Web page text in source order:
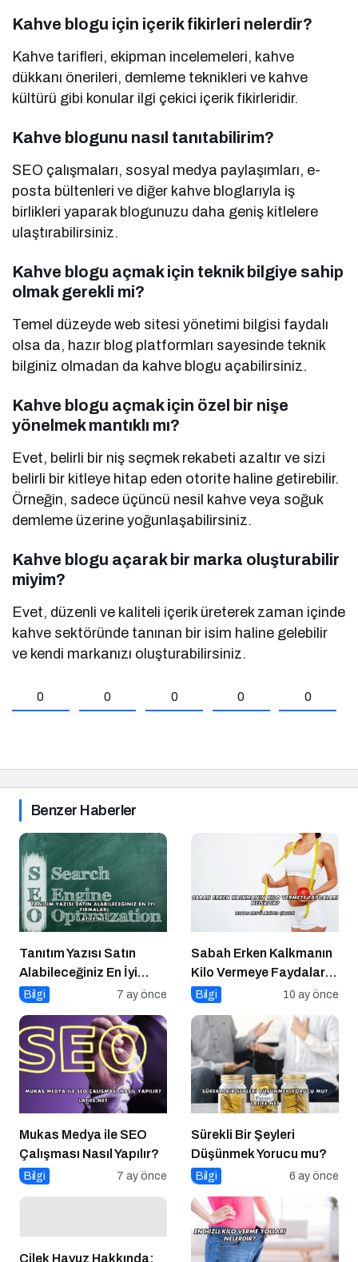
Kahve blogu için içerik fikirleri nelerdir?
Kahve tarifleri, ekipman incelemeleri, kahve
dükkanı önerileri, demleme teknikleri ve kahve
kültürü gibi konular ilgi çekici içerik fikirleridir.
Kahve blogunu nasıl tanıtabilirim?
SEO çalışmaları, sosyal medya paylaşımları, e-
posta bültenleri ve diğer kahve bloglarıyla iş
birlikleri yaparak blogunuzu daha geniş kitlelere
ulaştırabilirsiniz.
Kahve blogu açmak için teknik bilgiye sahip
olmak gerekli mi?
Temel düzeyde web sitesi yönetimi bilgisi faydalı
olsa da, hazır blog platformları sayesinde teknik
bilginiz olmadan da kahve blogu açabilirsiniz.
Kahve blogu açmak için özel bir nişe
yönelmek mantıklı mı?
Evet, belirli bir niş seçmek rekabeti azaltır ve sizi
belirli bir kitleye hitap eden otorite haline getirebilir.
Örneğin, sadece üçüncü nesil kahve veya soğuk
demleme üzerine yoğunlaşabilirsiniz.
Kahve blogu açarak bir marka oluşturabilir
miyim?
Evet, düzenli ve kaliteli içerik üreterek zaman içinde
kahve sektöründe tanınan bir isim haline gelebilir
ve kendi markanızı oluşturabilirsiniz.
0 0 0 0 0
Benzer Haberler
Tanıtım Yazısı Satın
Alabileceğiniz En İyi
Firmalar
Bilgi 7 ay önce
Sabah Erken Kalkmanın
Kilo Vermeye Faydaları
Nelerdir?
Bilgi 10 ay önce
Mukas Medya ile SEO
Çalışması Nasıl Yapılır?
Bilgi 7 ay önce
Sürekli Bir Şeyleri
Düşünmek Yorucu mu?
Bilgi 6 ay önce
Çilek Havuz Hakkında: